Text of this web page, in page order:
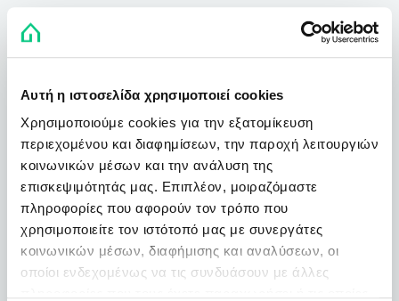
Αυτή η ιστοσελίδα χρησιμοποιεί cookies
Χρησιμοποιούμε cookies για την εξατομίκευση
περιεχομένου και διαφημίσεων, την παροχή λειτουργιών
κοινωνικών μέσων και την ανάλυση της
επισκεψιμότητάς μας. Επιπλέον, μοιραζόμαστε
πληροφορίες που αφορούν τον τρόπο που
χρησιμοποιείτε τον ιστότοπό μας με συνεργάτες
κοινωνικών μέσων, διαφήμισης και αναλύσεων, οι
οποίοι ενδεχομένως να τις συνδυάσουν με άλλες